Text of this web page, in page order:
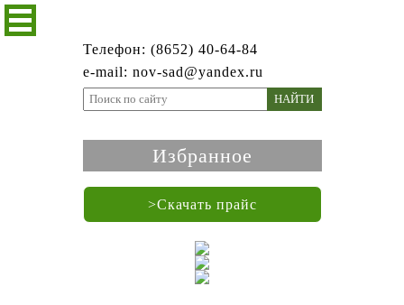
Телефон: (8652) 40-64-84
e-mail: nov-sad@yandex.ru
НАЙТИ
Избранное
>Скачать прайс